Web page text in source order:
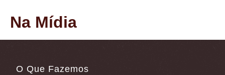
Na Mídia
O Que Fazemos